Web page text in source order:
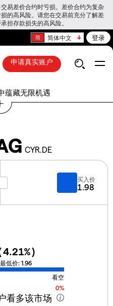
易差价合约时亏损。差价合约为复杂
的高风险。请您在交易前充分了解差
担存款损失的高风险。
简体中文 登录
申请真实账户
蕴藏无限机遇
CYR.DE
买入价
1.98
4.21%)
最低价: 1.96
看空
0%
看多该市场